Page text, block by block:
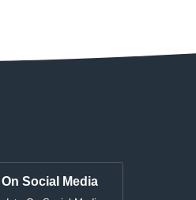
Social Media